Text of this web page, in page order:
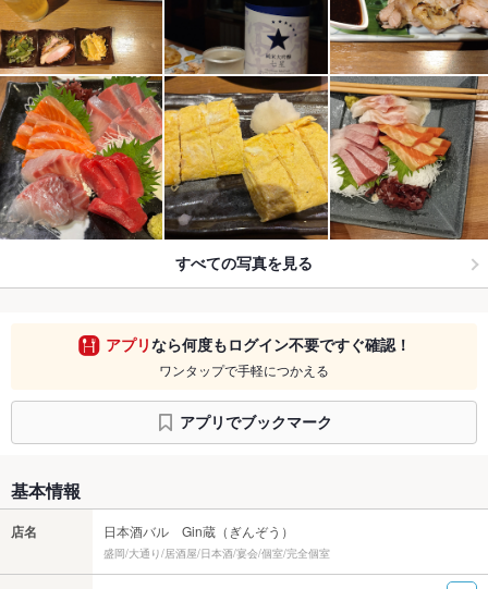
すべての写真を見る
アプリなら何度もログイン不要ですぐ確認！
ワンタップで手軽につかえる
アプリでブックマーク
基本情報
店名 日本酒バル Gin蔵（ぎんぞう）
盛岡/大通り/居酒屋/日本酒/宴会/個室/完全個室